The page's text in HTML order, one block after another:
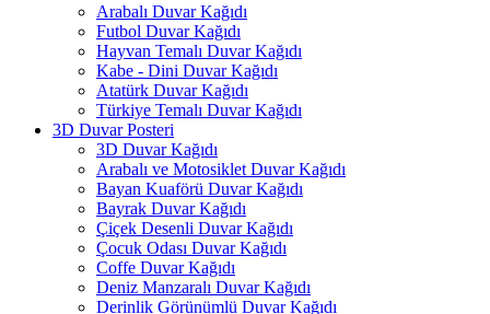
Arabalı Duvar Kağıdı
Futbol Duvar Kağıdı
Hayvan Temalı Duvar Kağıdı
Kabe - Dini Duvar Kağıdı
Atatürk Duvar Kağıdı
Türkiye Temalı Duvar Kağıdı
3D Duvar Posteri
3D Duvar Kağıdı
Arabalı ve Motosiklet Duvar Kağıdı
Bayan Kuaförü Duvar Kağıdı
Bayrak Duvar Kağıdı
Çiçek Desenli Duvar Kağıdı
Çocuk Odası Duvar Kağıdı
Coffe Duvar Kağıdı
Deniz Manzaralı Duvar Kağıdı
Derinlik Görünümlü Duvar Kağıdı